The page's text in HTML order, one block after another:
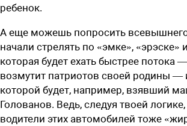
ребенок.
А еще можешь попросить
начали стрелять по «эмке», «эрэске»
которая будет ехать быстрее потока
возмутит патриотов своей родины —
которой будет, например, взявший
Голованов. Ведь, следуя твоей
водители этих автомобилей тоже